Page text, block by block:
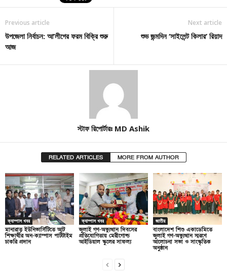
Previous article
উপজেলা নির্বাচন: আ’লীগের ফরম বিক্রি শুরু
আজ
Next article
শুভ জন্মদিন ‘সাইলেন্ট কিলার’ রিয়াদ
স্টাফ রিপোর্টারঃ MD Ashik
RELATED ARTICLES MORE FROM AUTHOR
ক্যাম্পাস খবর
মানারাত ইউনিভার্সিটিতে আট
শিক্ষার্থীর অন-ক্যাম্পাস পার্টটাইম
চাকরি প্রদান
ক্যাম্পাস খবর
জুলাই গণ-অভ্যুত্থান দিবসের
প্রতিযোগিতায় মেরীগোল্ড
আইডিয়াল স্কুলের সাফল্য
জাতীয়
বাংলাদেশ শিশু একাডেমিতে
জুলাই গণ-অভ্যুত্থান স্মরণে
আলোচনা সভা ও সাংস্কৃতিক
অনুষ্ঠান